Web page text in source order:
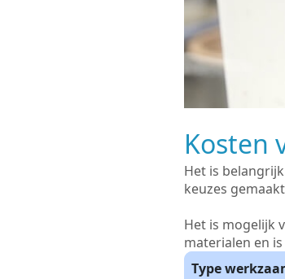
Kosten
Het is
keuzes
Het is mogelijk
materialen en
Type